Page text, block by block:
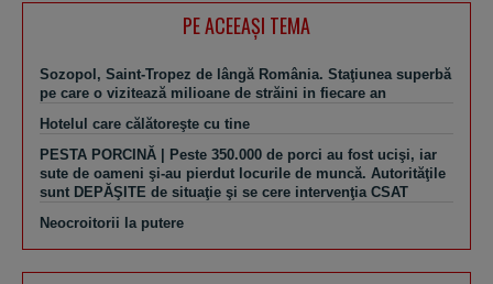
PE ACEEAŞI TEMA
Sozopol, Saint-Tropez de lângă România. Staţiunea superbă
pe care o vizitează milioane de străini in fiecare an
Hotelul care călătoreşte cu tine
PESTA PORCINĂ | Peste 350.000 de porci au fost ucişi, iar
sute de oameni şi-au pierdut locurile de muncă. Autorităţile
sunt DEPĂŞITE de situaţie şi se cere intervenţia CSAT
Neocroitorii la putere